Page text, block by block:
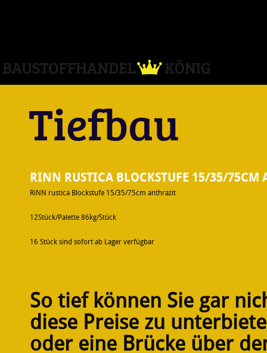
Tiefbau
RINN RUSTICA BLOCKSTUFE 15/35/75CM
RiNN rustica Blockstufe 15/35/75cm anthrazit
12Stück/Palette 86kg/Stück
16 Stück sind sofort ab Lager verfügbar
So tief können Sie gar
diese Preise zu
oder eine Brücke über